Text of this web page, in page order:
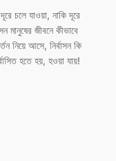
চলে যাওয়া, নাকি দূরে
মানুষের জীবনে কীভাবে
নিয়ে আসে, নির্বাসন কি
হতে হয়, হওয়া যায়!